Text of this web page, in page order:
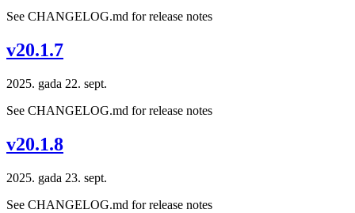
See CHANGELOG.md for release notes
v20.1.7
2025. gada 22. sept.
See CHANGELOG.md for release notes
v20.1.8
2025. gada 23. sept.
See CHANGELOG.md for release notes